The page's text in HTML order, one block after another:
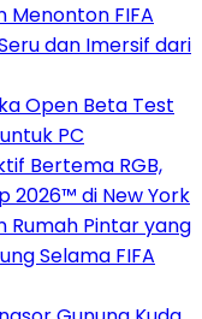
Menonton FIFA
dan Imersif dari
Open Beta Test
PC
Bertema RGB,
2026™ di New York
Rumah Pintar yang
Selama FIFA